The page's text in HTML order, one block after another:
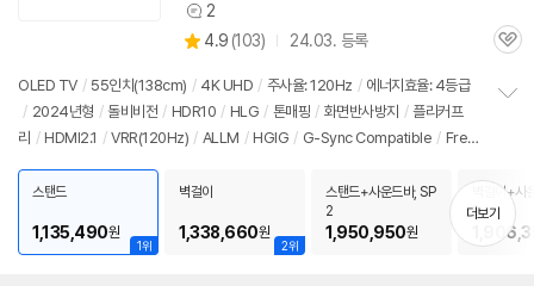
상
품
견
2
별
점
4.9 (상
리
뷰
103) 24.03. 등록
관
OLED TV / 55인치 (138cm) / 4K UHD / 주사율: 120Hz / 에너지효율: 4등급
/ 2024년형 / 돌비비전 / HDR10 / HLG / 톤매핑 / 화면반사방지 / 플리커프
리 / HDMI2.1 / VRR(120Hz) / ALLM / HGIG / G-Sync Compatible / Free
치
기
1위
스탠드
1,135,490원
2위
벽걸이
1,338,660원
스탠드+사운드바, SP
2
1,950,950원
벽걸이+사
2
더보기